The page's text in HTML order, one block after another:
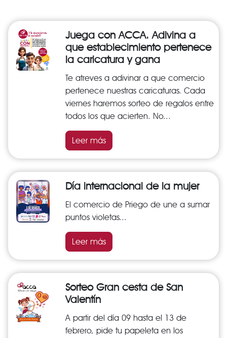
Juega con ACCA. Adivina a
que establecimiento pertenece
la caricatura y gana
Te atreves a adivinar a que comercio
pertenece nuestras caricaturas. Cada
viernes haremos sorteo de regalos entre
todos los que acierten. No...
Leer más
Día internacional de la mujer
El comercio de Priego de une a sumar
puntos violetas...
Leer más
Sorteo Gran cesta de San
Valentín
A partir del día 09 hasta el 13 de
febrero, pide tu papeleta en los